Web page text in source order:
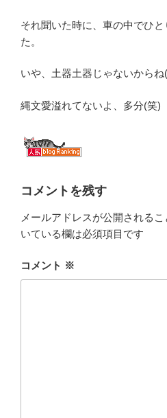
それ聞いた時に、車の中でひ
た。
いや、土器土器じゃないからね
縄文愛溢れてないよ、多分(笑)
コメントを残す
メールアドレスが公開されるこ
いている欄は必須項目です
コメント ※